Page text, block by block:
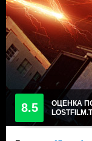
8.5
ОЦЕНКА